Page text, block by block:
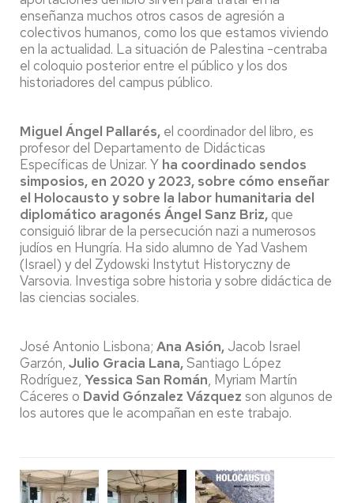
enseñanza muchos otros casos de agresión a
colectivos humanos, como los que estamos viviendo
en la actualidad. La situación de Palestina -centraba
el coloquio posterior entre el público y los dos
historiadores del campus público.
Miguel Ángel Pallarés, el coordinador del libro, es
profesor del Departamento de Didácticas
Específicas de Unizar. Y ha coordinado sendos
simposios, en 2020 y 2023, sobre cómo enseñar
el Holocausto y sobre la labor humanitaria del
diplomático aragonés Ángel Sanz Briz,que
consiguió librar de la persecución nazi a numerosos
judíos en Hungría. Ha sido alumno de Yad Vashem
(Israel) y del Zydowski Instytut Historyczny de
Varsovia. Investiga sobre historia y sobre didáctica de
las ciencias sociales.
José Antonio Lisbona; Ana Asión,Jacob Israel
Garzón, Julio Gracia Lana,Santiago López
Rodríguez, Yessica San Román, Myriam Martín
Cáceres o David Gónzalez Vázquez son algunos de
los autores que le acompañan en este trabajo.